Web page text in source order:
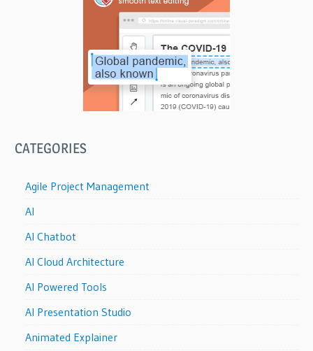
CATEGORIES
Agile Project Management
AI
AI Chatbot
AI Cloud Architecture
AI Powered Tools
AI Presentation Studio
Animated Explainer